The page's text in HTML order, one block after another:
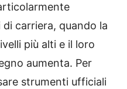
carriera, quando la
più alti e il loro
aumenta. Per
strumenti ufficiali